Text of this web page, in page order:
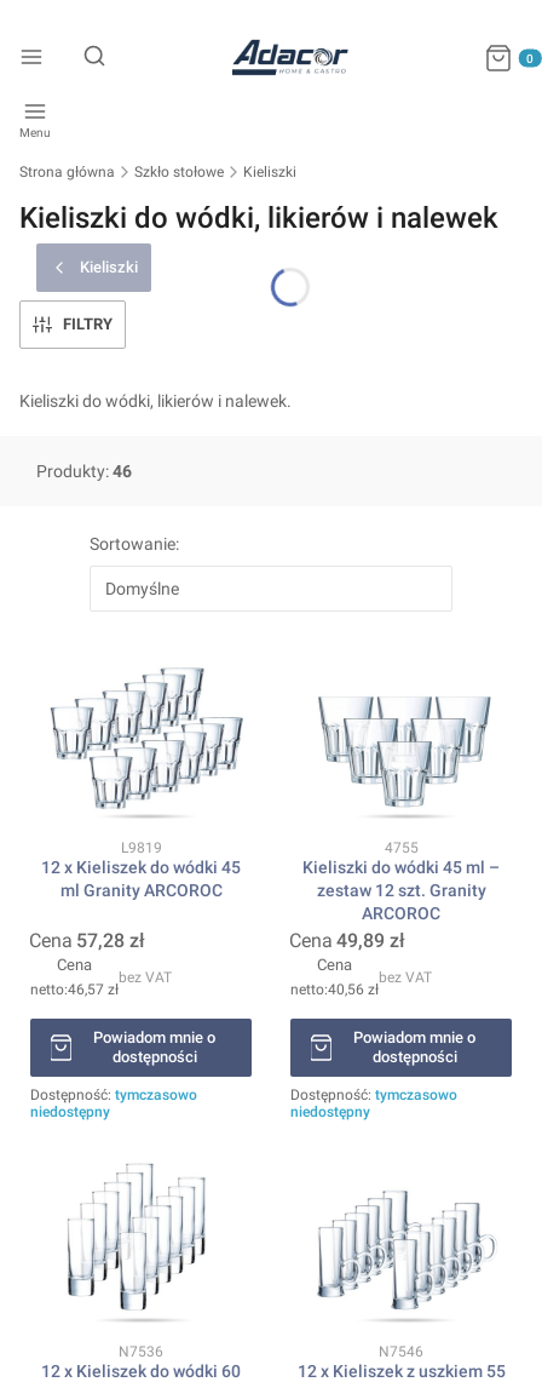
Otwórz wyszukiwarkę
Menu
Strona główna Szkło stołowe Kieliszki
Kieliszki do wódki, likierów i nalewek
Kieliszki
FILTRY
Kieliszki do wódki, likierów i nalewek.
Produkty:46
Sortowanie:
Domyślne
Kod produktu
L9819
12 x Kieliszek do wódki 45
ml Granity ARCOROC
Cena 57,28 zł
Cena
46,57 zł
bez VAT
Powiadom mnie o
dostępności
Dostępność: tymczasowo
niedostępny
Kod produktu
4755
Kieliszki do wódki 45 ml –
zestaw 12 szt. Granity
ARCOROC
Cena 49,89 zł
Cena
40,56 zł
bez VAT
Powiadom mnie o
dostępności
Dostępność: tymczasowo
niedostępny
Kod produktu
N7536
12 x Kieliszek do wódki 60
Kod produktu
N7546
12 x Kieliszek z uszkiem 55